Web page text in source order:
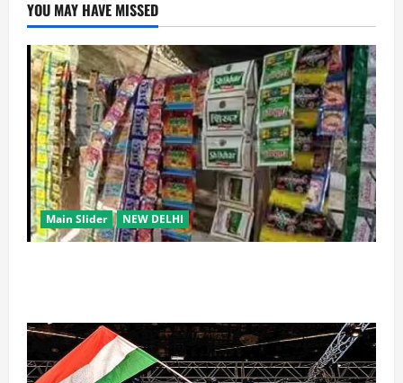
YOU MAY HAVE MISSED
Main Slider NEW DELHI